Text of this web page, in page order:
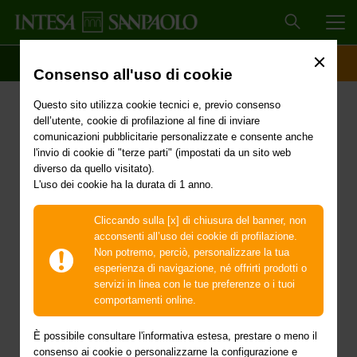
Consenso all'uso di cookie
Questo sito utilizza cookie tecnici e, previo consenso
dell’utente, cookie di profilazione al fine di inviare
comunicazioni pubblicitarie personalizzate e consente anche
l'invio di cookie di "terze parti" (impostati da un sito web
diverso da quello visitato).
L'uso dei cookie ha la durata di 1 anno.
Cliccando sulla [x] di chiusura del banner, non
acconsenti all’uso dei cookie di profilazione.
Non potremo, perciò, personalizzare la tua
esperienza di navigazione, né offrirti prodotti o
servizi in linea con le tue preferenze o i tuoi
comportamenti online.
È possibile consultare l'informativa estesa, prestare o meno il
consenso ai cookie o personalizzarne la configurazione e
Proroga dello stato di
emergenza in
conseguenza degli
eccezionali eventi
meteorologici verificatisi
nella terza decade del
mese di luglio 2022 nel
territorio dei comuni di